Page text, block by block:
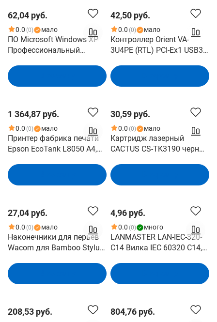
62,04 руб.
0.0 (0) мало
ПО Microsoft Windows XP
Профессиональный
04757/05798/04144/04773
/02235
42,50 руб.
0.0 (0) мало
Контроллер Orient VA-
3U4PE (RTL) PCI-Ex1 USB3.0
1 364,87 руб.
0.0 (0) мало
Принтер фабрика печати
Epson EcoTank L8050 A4,
WiFi
C11CK37405/37504/7503/3
30,59 руб.
0.0 (0) мало
Картридж лазерный
CACTUS CS-TK3190 черный
Ecosys
P3055dn/P3060dn/M3655i
27,04 руб.
0.0 (0) мало
Наконечники для перьев
Wacom для Bamboo Stylus,
4,96 руб.
0.0 (0) много
LANMASTER LAN-IEC-320-
C14 Вилка IEC 60320 C14,
черная
208,53 руб. 804,76 руб.